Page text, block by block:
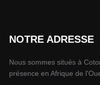
NOTRE ADRESSE
Nous sommes situés à
présence en Afrique de